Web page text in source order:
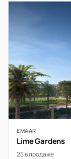
EMAAR
Lime Gardens
25 в продаже